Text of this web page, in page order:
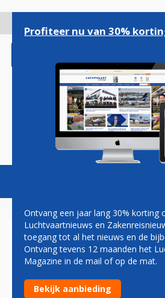
gaan
Magazine Podcasts
STORING ZORGT
PROBLEMEN OP
LUCHTHAVENS IN
Profiteer nu van 30%
Ontvang een jaar lang 30% korting
Luchtvaartnieuws en
toegang tot al het nieuws en de
Ontvang tevens 12 maanden het
Magazine in de mail of op de mat.
Bekijk aanbieding